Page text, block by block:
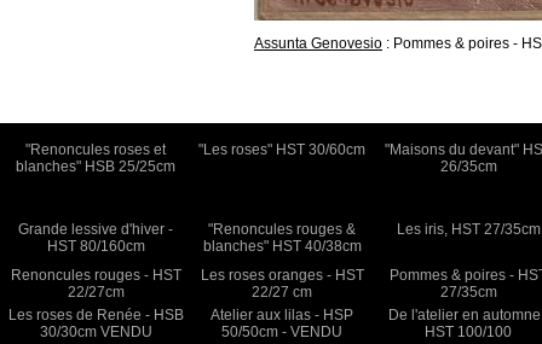
Assunta Genovesio : Pommes & poires -
"Renoncules roses et
blanches" HSB 25/25cm
"Les roses" HST 30/60cm
"Maisons du devant"
26/35cm
Grande lessive d'hiver -
HST 80/160cm
"Renoncules rouges &
blanches" HST 40/38cm
Les iris, HST 27/35cm
Renoncules rouges - HST
22/27cm
Les roses oranges - HST
22/27 cm
Pommes & poires -
27/35cm
Les roses de Renée - HSB
30/30cm VENDU
Atelier aux lilas - HSP
50/50cm - VENDU
De l'atelier en
HST 100/100